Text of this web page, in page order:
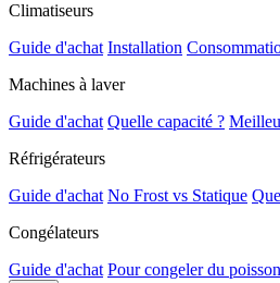
Climatiseurs
Guide d'achat Installation
Machines à laver
Guide d'achat Quelle capacité ?
Réfrigérateurs
Guide d'achat No Frost vs Statique
Congélateurs
Guide d'achat Pour congeler du poisson